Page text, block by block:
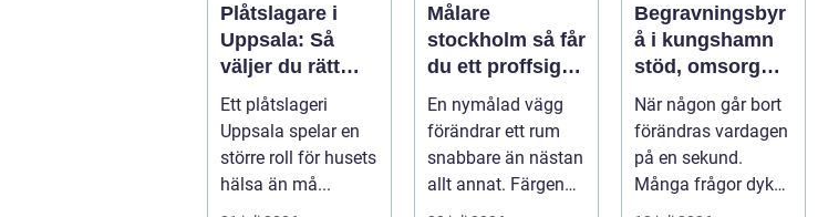
Plåtslagare i
Uppsala: Så
väljer du rätt
hantverkare för
tak och fasad
Ett plåtslageri
Uppsala spelar en
större roll för husets
hälsa än må...
Målare
stockholm så får
du ett proffsigt
resultat hemma
En nymålad vägg
förändrar ett rum
snabbare än nästan
allt annat. Färgen
påverkar hur vi
Begravningsbyr
å i kungshamn
stöd, omsorg
och trygg
vägledning
När någon går bort
förändras vardagen
på en sekund.
Många frågor dyker
upp på en gång: